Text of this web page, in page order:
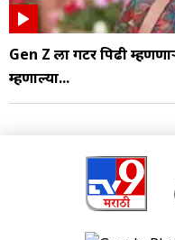
Gen Z ला गटर पिढी
म्हणाल्या...